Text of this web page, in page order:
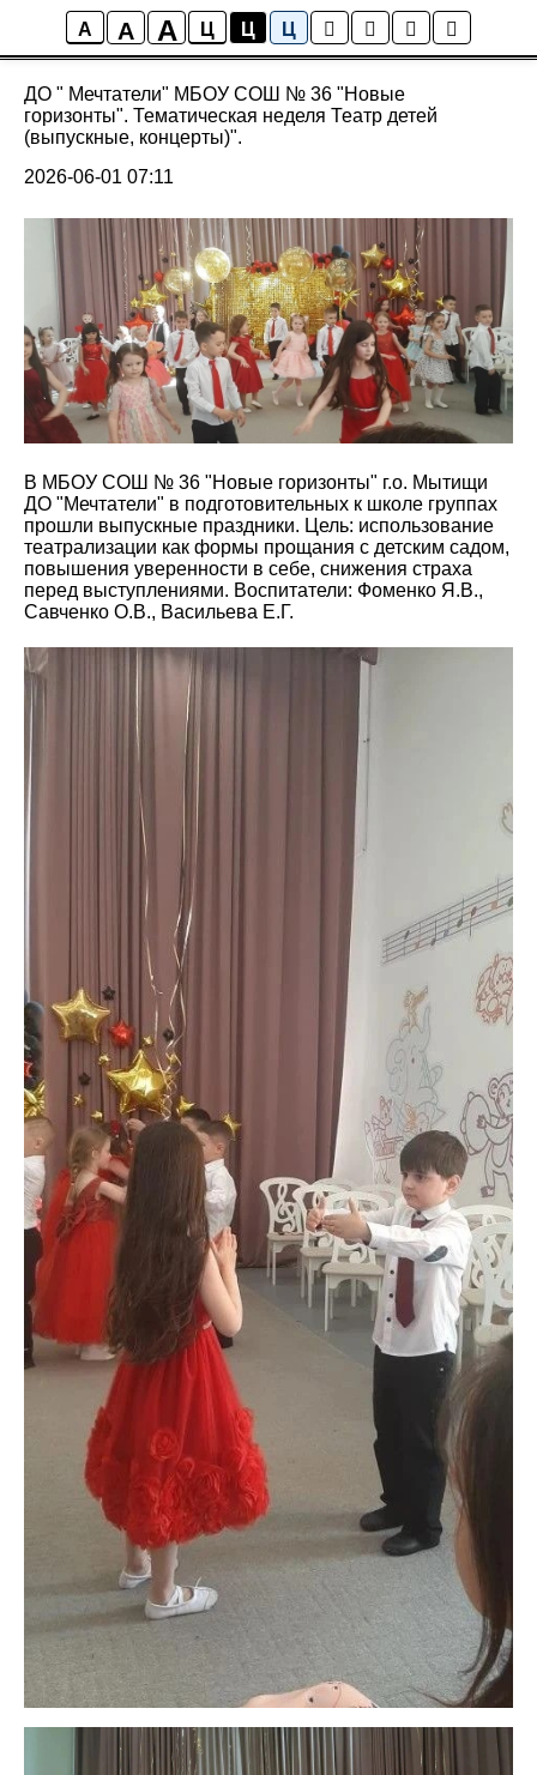
A A A Ц Ц Ц
Предшкола: стандарт детского сада
ДО " Мечтатели" МБОУ СОШ № 36 "Новые
горизонты". Тематическая неделя Театр детей
(выпускные, концерты)".
2026-06-01 07:11
В МБОУ СОШ № 36 "Новые горизонты" г.о. Мытищи
ДО "Мечтатели" в подготовительных к школе группах
прошли выпускные праздники. Цель: использование
театрализации как формы прощания с детским садом,
повышения уверенности в себе, снижения страха
перед выступлениями. Воспитатели: Фоменко Я.В.,
Савченко О.В., Васильева Е.Г.